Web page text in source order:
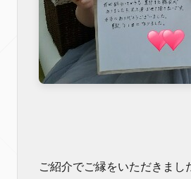
ご紹介でご縁をいただきまし